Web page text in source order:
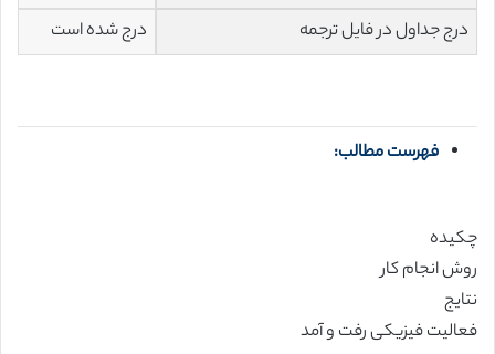
درج جداول در فایل ترجمه
درج شده است
فهرست مطالب:
چکیده
روش انجام کار
نتایج
فعالیت فیزیکی رفت و آمد